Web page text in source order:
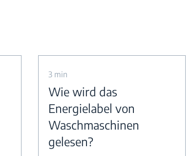
3 min
Wie wird das
Energielabel von
Waschmaschinen
gelesen?